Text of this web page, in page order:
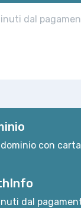
dal
con
dal